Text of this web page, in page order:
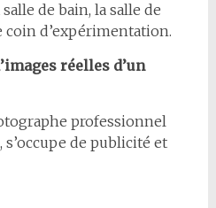
de bain, la salle de
coin d’expérimentation.
réelles d’un
professionnel
s’occupe de publicité et